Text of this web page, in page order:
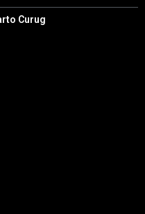
Curug